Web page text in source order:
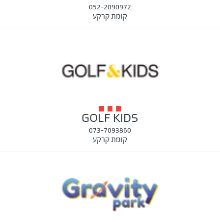
052-2090972
קומת קרקע
GOLF KIDS
073-7093860
קומת קרקע